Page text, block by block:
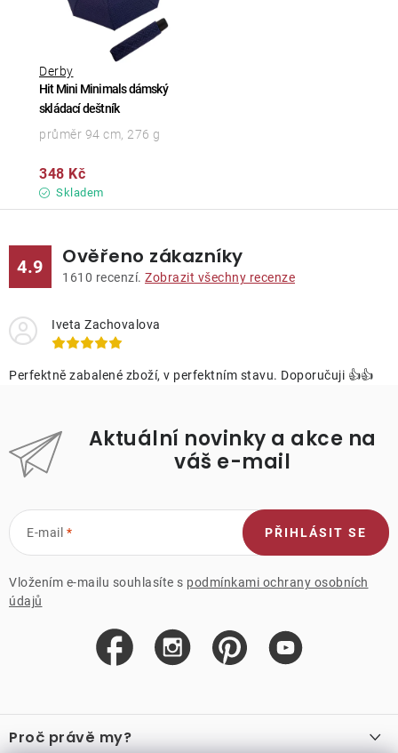
Hit Mini Minimals dámský
skládací deštník
Derby
Skladem
348 Kč
průměr 94 cm, 276 g
4.9 Ověřeno zákazníky
1610 recenzí. Zobrazit všechny recenze
Iveta Zachovalova
Perfektně zabalené zboží, v perfektním stavu. Doporučuji 👍👍
Aktuální novinky a akce na
váš e-mail
E-mail
Vložením e-mailu souhlasíte s podmínkami ochrany osobních
údajů
PŘIHLÁSIT SE
á
pProč právě my?